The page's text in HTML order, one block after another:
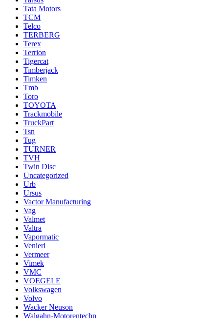
Tata Motors
TCM
Telco
TERBERG
Terex
Terrion
Tigercat
Timberjack
Timken
Tmb
Toro
TOYOTA
Trackmobile
TruckPart
Tsn
Tug
TURNER
TVH
Twin Disc
Uncategorized
Urb
Ursus
Vactor Manufacturing
Vag
Valmet
Valtra
Vapormatic
Venieri
Vermeer
Vimek
VMC
VOEGELE
Volkswagen
Volvo
Wacker Neuson
Walgahn-Motorentechn